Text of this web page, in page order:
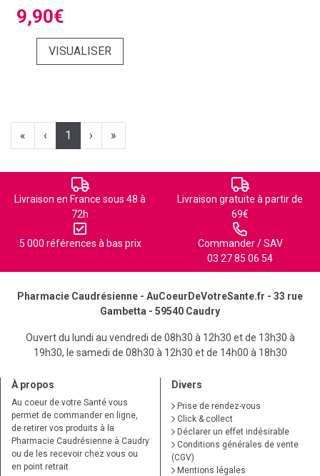
9,90€
VISUALISER
« ‹ 1 › »
Livraison en France sous 48 à
72h
Livraison gratuite à partir de
69€
5 000 références à bas prix
Commander / SAV
03 27 85 06 54
Pharmacie Caudrésienne - AuCoeurDeVotreSante.fr - 33 rue
Gambetta - 59540 Caudry
Ouvert du lundi au vendredi de 08h30 à 12h30 et de 13h30 à
19h30, le samedi de 08h30 à 12h30 et de 14h00 à 18h30
À propos
Au coeur de votre Santé vous
permet de commander en ligne,
de retirer vos produits à la
Pharmacie Caudrésienne à Caudry
ou de les recevoir chez vous ou
en point retrait
Divers
Prise de rendez-vous
Click & collect
Déclarer un effet indésirable
Conditions générales de vente
(CGV)
Mentions légales